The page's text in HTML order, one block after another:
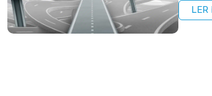
LER